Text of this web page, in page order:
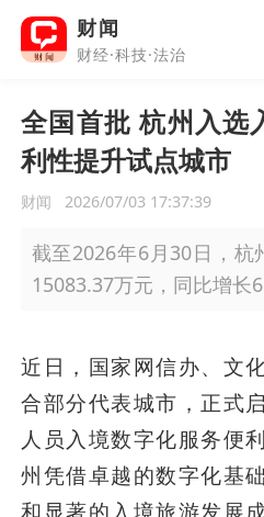
财闻
财经·科技·法治
全国首批 杭州入选
利性提升试点城市
财闻 2026/07/03 17:37:39
截至2026年6月30日，杭
15083.37万元，同比增长
近日，国家网信办、文
合部分代表城市，正式
人员入境数字化服务便
州凭借卓越的数字化基